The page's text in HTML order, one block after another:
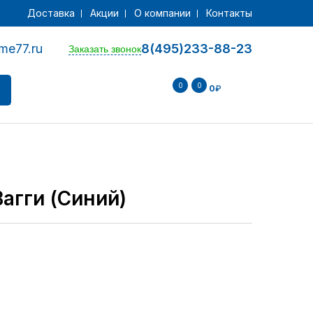
Доставка Акции О компании Контакты
8(495)233-88-23
Заказать звонок
0 0 0₽
(Синий)